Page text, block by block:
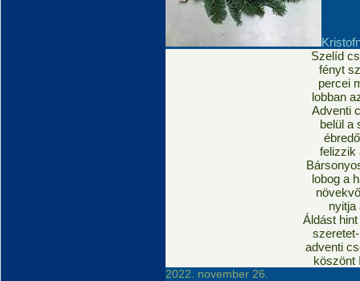
Szelíd
fényt
percei
lobban
Adventi
belül a
felizzik
lobog a
nyitja
Áldást
adventi
köszönt
2022. november 26.